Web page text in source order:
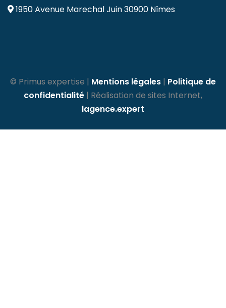
1950 Avenue Marechal Juin30900 Nîmes
© Primus expertise | Mentions légales | Politique de
confidentialité | Réalisation de sites Internet,
lagence.expert